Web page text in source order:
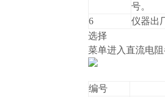
号。
6
仪器出
选择
菜单进入直流电
编号